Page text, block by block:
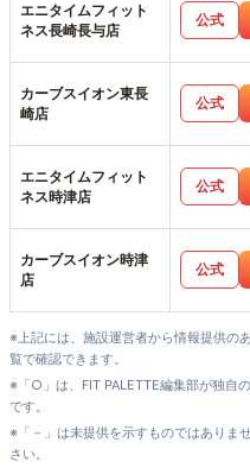
エニタイムフィット
ネス長崎長与店
公式
カーブスイオン東長
崎店
公式
エニタイムフィット
ネス時津店
公式
カーブスイオン時津
店
公式
※上記には、施設運営者から情報提供の
覧で確認できます。
※「○」は、FIT PALETTE編集部が独自
です。
※「－」は未提供を示すものではありま
さい。